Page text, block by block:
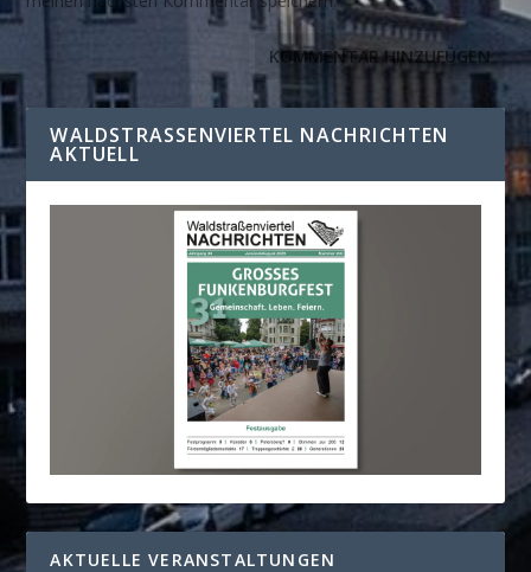
WALDSTRASSENVIERTEL NACHRICHTEN A
KTUELL
AKTUELLE VERANSTALTUNGEN